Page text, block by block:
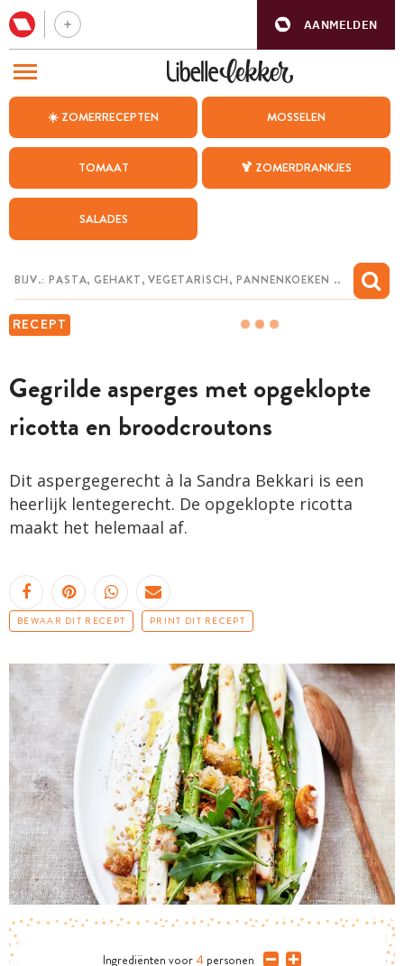
AANMELDEN
☀️ ZOMERRECEPTEN MOSSELEN
TOMAAT 🍹 ZOMERDRANKJES
SALADES
RECEPT
Gegrilde asperges met opgeklopte
ricotta en broodcroutons
Dit aspergegerecht à la Sandra Bekkari is een
heerlijk lentegerecht. De opgeklopte ricotta
maakt het helemaal af.
BEWAAR DIT RECEPT PRINT DIT RECEPT
Ingrediënten voor 4 personen
BEZOEK ONZE ANDERE WEBSITES
WEEKMENU
CHAT MET MAIA
MIJN BEWAARDE RECEPTEN